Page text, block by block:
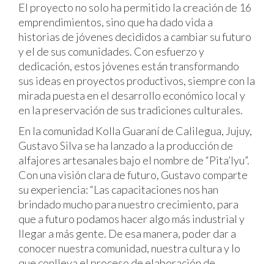
El proyecto no solo ha permitido la creación de 16
emprendimientos, sino que ha dado vida a
historias de jóvenes decididos a cambiar su futuro
y el de sus comunidades. Con esfuerzo y
dedicación, estos jóvenes están transformando
sus ideas en proyectos productivos, siempre con la
mirada puesta en el desarrollo económico local y
en la preservación de sus tradiciones culturales.
En la comunidad Kolla Guaraní de Calilegua, Jujuy,
Gustavo Silva se ha lanzado a la producción de
alfajores artesanales bajo el nombre de “Pita’Iyu”.
Con una visión clara de futuro, Gustavo comparte
su experiencia: “Las capacitaciones nos han
brindado mucho para nuestro crecimiento, para
que a futuro podamos hacer algo más industrial y
llegar a más gente. De esa manera, poder dar a
conocer nuestra comunidad, nuestra cultura y lo